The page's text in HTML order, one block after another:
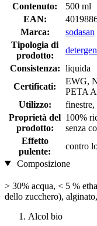
Contenuto:
500 ml
EAN:
Marca:
sodasan
Tipologia di
prodotto:
Consistenza: liquida
Certificati:
EWG,
PETA
Utilizzo:
Proprietà del
prodotto:
100%
senza
Effetto
pulente:
contro
Composizione
> 30% acqua, < 5 %
dello zucchero),
Alcol bio